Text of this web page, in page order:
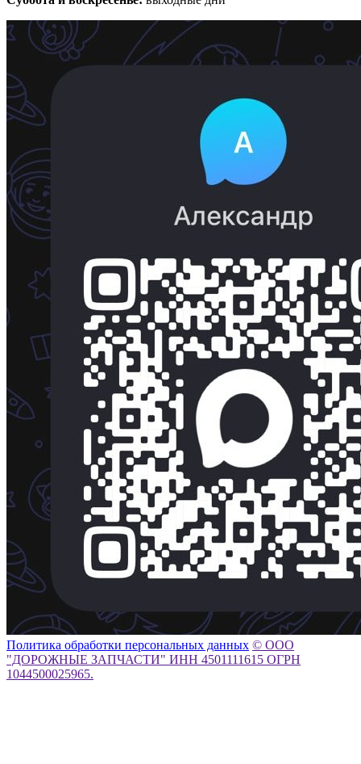
Политика обработки персональных данных © ООО
"ДОРОЖНЫЕ ЗАПЧАСТИ" ИНН 4501111615 ОГРН
1044500025965.